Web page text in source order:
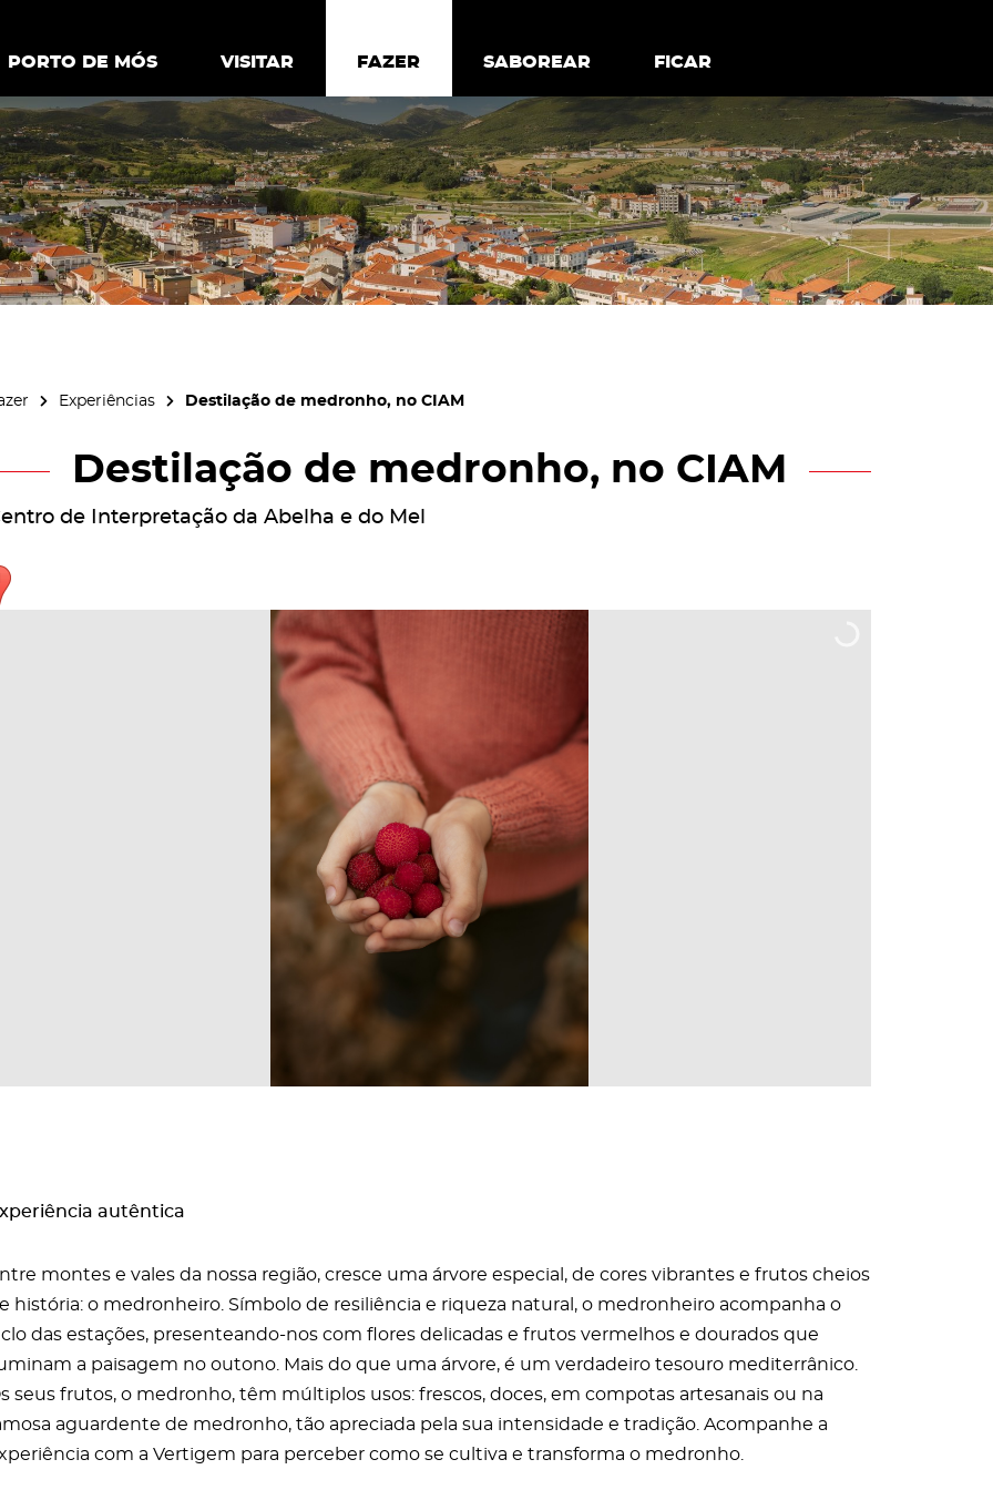
PORTO DE MÓS
VISITAR FAZER SABOREAR FICAR
PORTO DE MÓS VISITAR FAZER SABOREAR FICAR
Experiências Destilação de medronho, no CIAM
Destilação de medronho, no CIAM
de Interpretação da Abelha e do Mel
autêntica
montes e vales da nossa região, cresce uma árvore especial, de cores vibrantes e frutos cheios
história: o medronheiro. Símbolo de resiliência e riqueza natural, o medronheiro acompanha o
das estações, presenteando-nos com flores delicadas e frutos vermelhos e dourados que
a paisagem no outono. Mais do que uma árvore, é um verdadeiro tesouro mediterrânico.
seus frutos, o medronho, têm múltiplos usos: frescos, doces, em compotas artesanais ou na
aguardente de medronho, tão apreciada pela sua intensidade e tradição. Acompanhe a
com a Vertigem para perceber como se cultiva e transforma o medronho.